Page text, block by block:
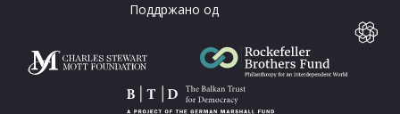
Поддржано од